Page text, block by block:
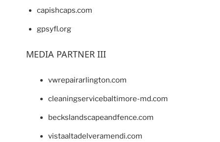
capishcaps.com
gpsyfl.org
MEDIA PARTNER III
vwrepairarlington.com
cleaningservicebaltimore-md.com
beckslandscapeandfence.com
vistaaltadelveramendi.com